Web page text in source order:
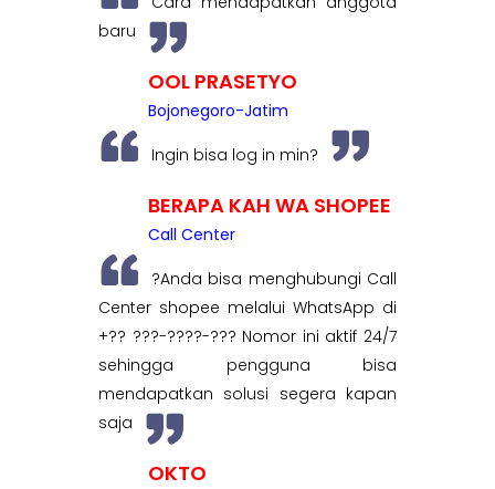
baru
OOL PRASETYO
Bojonegoro-Jatim
Ingin bisa log in min?
BERAPA KAH WA SHOPEE
Call Center
?Anda bisa menghubungi Call
Center shopee melalui WhatsApp di
+?? ???-????-??? Nomor ini aktif 24/7
sehingga pengguna bisa
mendapatkan solusi segera kapan
saja
OKTO